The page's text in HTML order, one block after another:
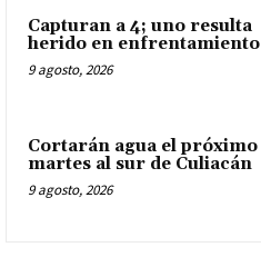
Capturan a 4; uno resulta
herido en enfrentamiento
9 agosto, 2026
Cortarán agua el próximo
martes al sur de Culiacán
9 agosto, 2026